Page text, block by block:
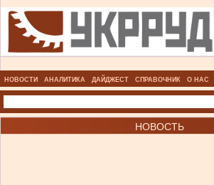
НОВОСТИ АНАЛИТИКА ДАЙДЖЕСТ СПРАВОЧНИК О НАС
НОВОСТЬ